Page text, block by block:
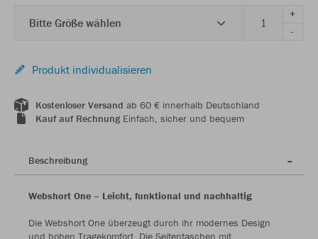
Bitte Größe wählen
+
-
Produkt individualisieren
Kostenloser Versand ab 60 € innerhalb Deutschland
Kauf auf RechnungEinfach, sicher und bequem
Beschreibung
Webshort One – Leicht, funktional und nachhaltig
Die Webshort One überzeugt durch ihr modernes Design
und hohen Tragekomfort. Die Seitentaschen mit